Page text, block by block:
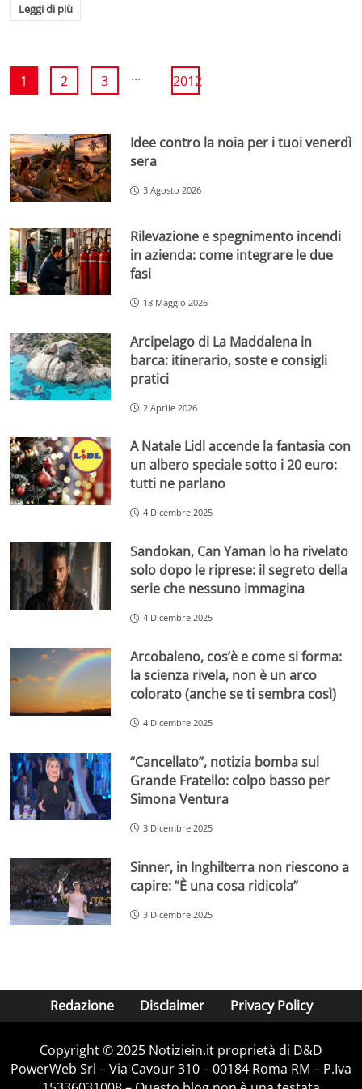
Leggi di più
1 2 3 ... 2012
Idee contro la noia per i tuoi venerdì
sera
3 Agosto 2026
Rilevazione e spegnimento incendi
in azienda: come integrare le due
fasi
18 Maggio 2026
Arcipelago di La Maddalena in
barca: itinerario, soste e consigli
pratici
2 Aprile 2026
A Natale Lidl accende la fantasia con
un albero speciale sotto i 20 euro:
tutti ne parlano
4 Dicembre 2025
Sandokan, Can Yaman lo ha rivelato
solo dopo le riprese: il segreto della
serie che nessuno immagina
4 Dicembre 2025
Arcobaleno, cos’è e come si forma:
la scienza rivela, non è un arco
colorato (anche se ti sembra così)
4 Dicembre 2025
“Cancellato”, notizia bomba sul
Grande Fratello: colpo basso per
Simona Ventura
3 Dicembre 2025
Sinner, in Inghilterra non riescono a
capire: ”È una cosa ridicola”
3 Dicembre 2025
Redazione Disclaimer Privacy Policy
Copyright © 2025 Notiziein.it proprietà di D&D
PowerWeb Srl – Via Cavour 310 – 00184 Roma RM – P.Iva